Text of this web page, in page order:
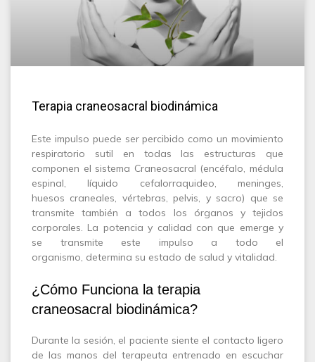
Terapia craneosacral biodinámica
Este impulso puede ser percibido como un movimiento
respiratorio sutil en todas las estructuras que
componen el sistema Craneosacral (encéfalo, médula
espinal, líquido cefalorraquideo, meninges,
huesos craneales, vértebras, pelvis, y sacro) que se
transmite también a todos los órganos y tejidos
corporales. La potencia y calidad con que emerge y
se transmite este impulso a todo el
organismo, determina su estado de salud y vitalidad.
¿Cómo Funciona la terapia
craneosacral biodinámica?
Durante la sesión, el paciente siente el contacto ligero
de las manos del terapeuta entrenado en escuchar